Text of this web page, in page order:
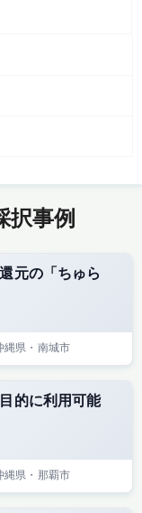
択事例
元の「ちゅら
縄県 ・南城市
的に利用可能
縄県 ・那覇市